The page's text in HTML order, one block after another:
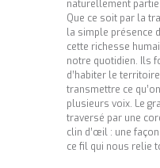
naturellement
Que ce soit par la
la simple présence
cette richesse
notre quotidien. Ils
d’habiter le
transmettre ce
plusieurs voix. Le
traversé par une
clin d’œil : une
ce fil qui nous relie